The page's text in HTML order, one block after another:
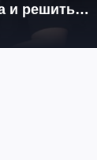
и решить